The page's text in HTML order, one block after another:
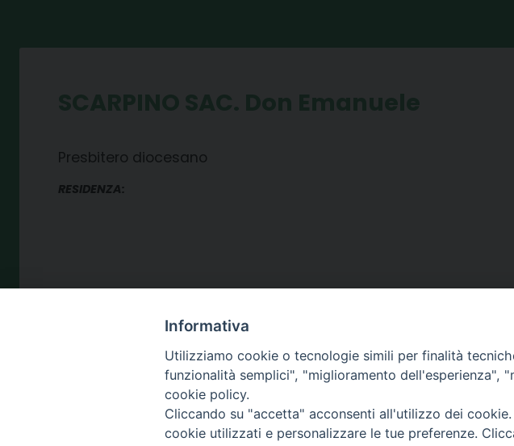
Presbitero diocesano
RESIDENZA:
piazza Giano Parrasio, 16
87100 Cosenza
Informativa
Utilizziamo cookie o tecnologie simili per finalità
funzionalità semplici", "miglioramento dell'esperienza",
cookie policy.
Cliccando su "accetta" acconsenti all'utilizzo dei
cookie utilizzati e personalizzare le tue preferenze.